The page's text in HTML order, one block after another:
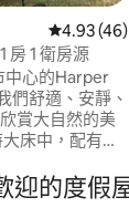
從 46 則
4.93 (46)
房 1 衛房源
中心的Harper
們舒適、安靜、
賞大自然的美
床中，配有蓬
後，在配有定
鬆，享受按摩
！ 這個美麗的
迎的度假